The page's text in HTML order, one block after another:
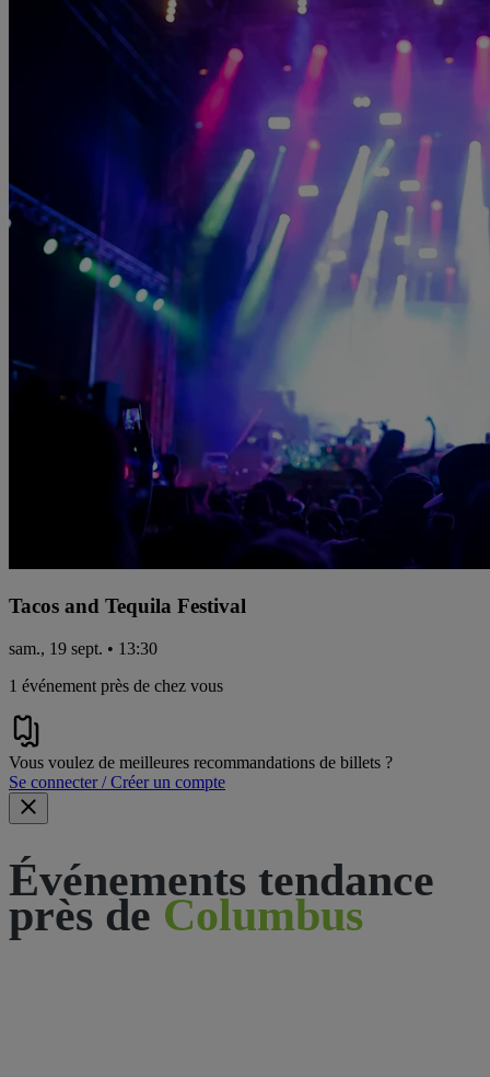
Tacos and Tequila Festival
sam., 19 sept. • 13:30
1 événement près de chez vous
Vous voulez de meilleures recommandations de billets ?
Se connecter / Créer un compte
Événements tendance
près de Columbus